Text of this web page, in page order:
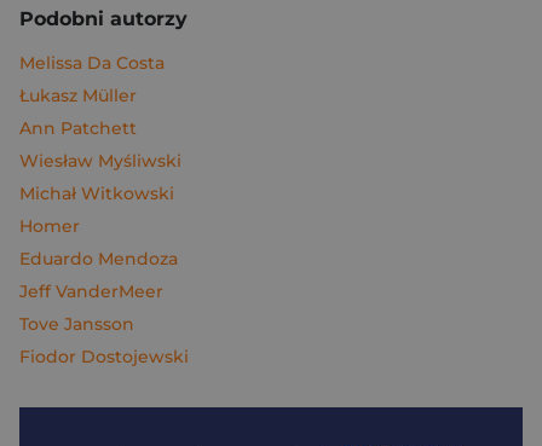
Podobni autorzy
Melissa Da Costa
Łukasz Müller
Ann Patchett
Wiesław Myśliwski
Michał Witkowski
Homer
Eduardo Mendoza
Jeff VanderMeer
Tove Jansson
Fiodor Dostojewski